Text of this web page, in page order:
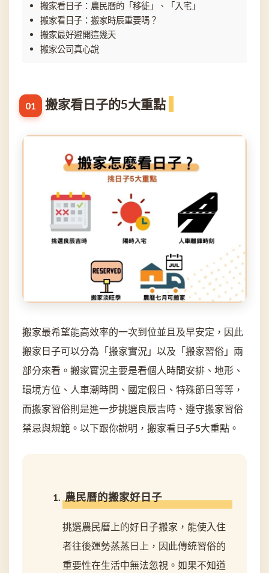
搬家看日子：農民曆的「移徙」、「入宅」
搬家看日子：搬家時辰重要嗎？
搬家最好避開這幾天
搬家公司真心說
搬家看日子的5大重點
搬家最希望能高效率的一次到位並且及早安定，因此
搬家日子可以分為「搬家實況」以及「搬家習俗」兩
部分來看。搬家實況主要是看個人時間安排、地形、
環境方位、人車潮時間、國定假日、特殊節日等等，
而搬家習俗則是進一步挑選良辰吉時、遵守搬家習俗
禁忌與規範。以下跟你說明，搬家看日子5大重點。
農民曆的搬家好日子
挑選農民曆上的好日子搬家，能使入住
者往後運勢蒸蒸日上，因此傳統習俗的
重要性在生活中無法忽視。如果不知道